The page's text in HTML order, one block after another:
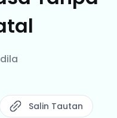
Salin Tautan